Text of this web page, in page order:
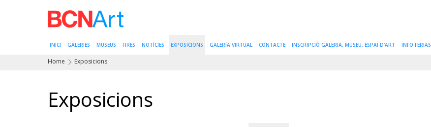
INICI GALERIES MUSEUS FIRES NOTÍCIES EXPOSICIONS GALERÍA VIRTUAL CONTACTE INSCRIPCIÓ GALERIA, MUSEU, ESPAI D'ART INFO FERIAS
Home Exposicions
Exposicions